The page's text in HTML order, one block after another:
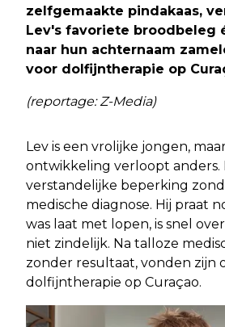
zelfgemaakte pindakaas,
Lev's favoriete broodbeleg
naar hun achternaam
voor dolfijntherapie op
(reportage: Z-Media)
Lev is een vrolijke jongen,
ontwikkeling verloopt anders.
verstandelijke beperking
medische diagnose. Hij praat
was laat met lopen, is snel
niet zindelijk. Na talloze
zonder resultaat, vonden zijn
dolfijntherapie op Curaçao.